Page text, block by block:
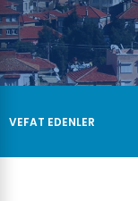
VEFAT EDENLER